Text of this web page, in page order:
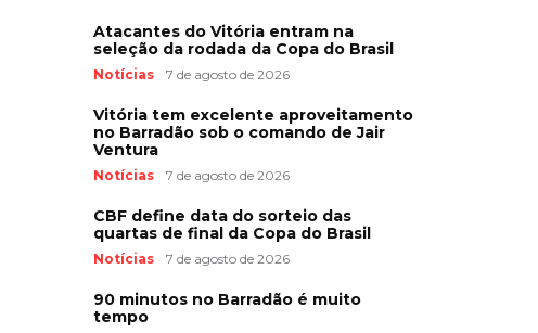
Atacantes do Vitória entram na
seleção da rodada da Copa do Brasil
Notícias 7 de agosto de 2026
Vitória tem excelente aproveitamento
no Barradão sob o comando de Jair
Ventura
Notícias 7 de agosto de 2026
CBF define data do sorteio das
quartas de final da Copa do Brasil
Notícias 7 de agosto de 2026
90 minutos no Barradão é muito
tempo